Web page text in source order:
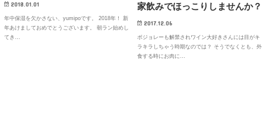
2018.01.01
年中保湿を欠かさない、yumipoです。 2018年！ 新
年あけましておめでとうございます。 朝ラン始めし
てき…
家飲みでほっこりしませんか？
2017.12.06
ボジョレーも解禁されワイン大好きさんには目がキ
ラキラしちゃう時期なのでは？ そうでなくとも、外
食する時にお肉に…